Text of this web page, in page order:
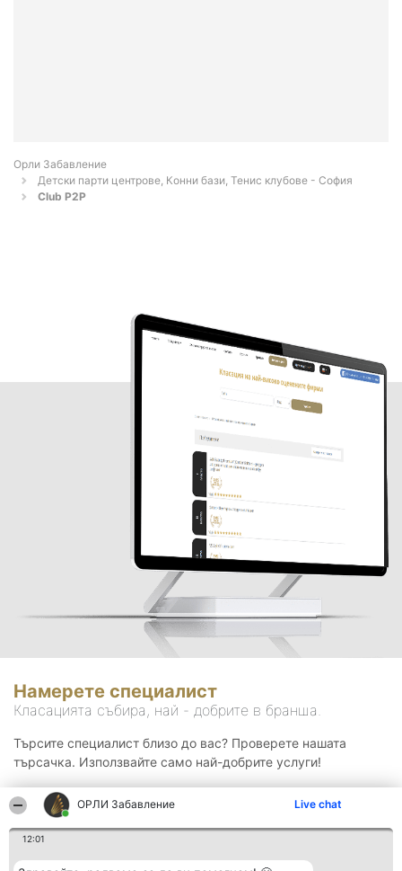
ОРЛИ Забавление Live chat
12:01
Орли Забавление
Детски парти центрове, Конни бази, Тенис клубове - София
Club P2P
Намерете специалист
Класацията събира, най - добрите в бранша.
Търсите специалист близо до вас? Проверете нашата
търсачка. Използвайте само най-добрите услуги!